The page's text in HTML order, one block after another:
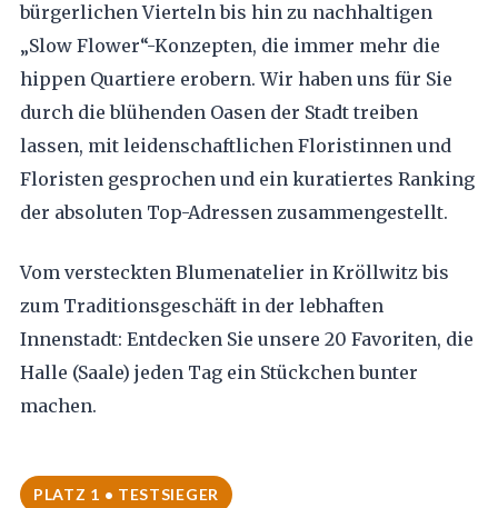
bürgerlichen Vierteln bis hin zu nachhaltigen
„Slow Flower“-Konzepten, die immer mehr die
hippen Quartiere erobern. Wir haben uns für Sie
durch die blühenden Oasen der Stadt treiben
lassen, mit leidenschaftlichen Floristinnen und
Floristen gesprochen und ein kuratiertes Ranking
der absoluten Top-Adressen zusammengestellt.
Vom versteckten Blumenatelier in Kröllwitz bis
zum Traditionsgeschäft in der lebhaften
Innenstadt: Entdecken Sie unsere 20 Favoriten, die
Halle (Saale) jeden Tag ein Stückchen bunter
machen.
PLATZ 1 • TESTSIEGER